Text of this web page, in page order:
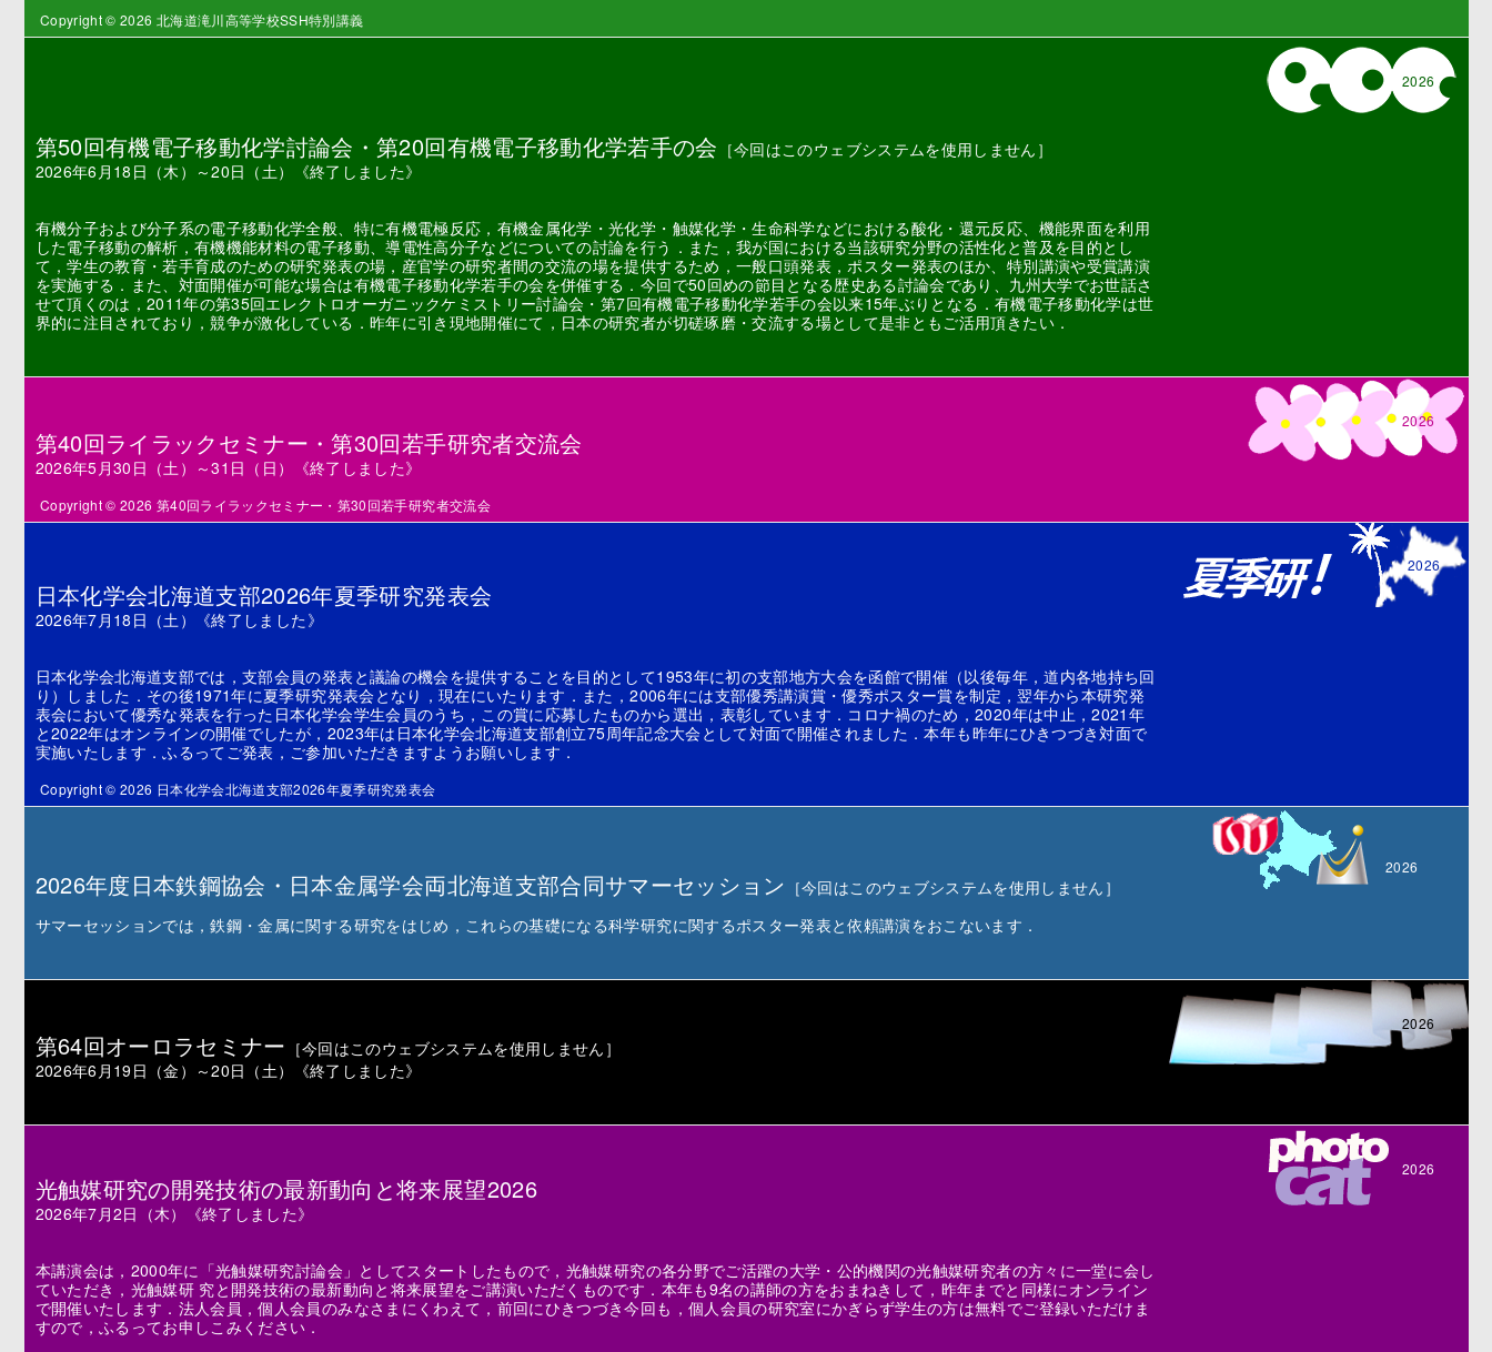
Copyright © 2026 北海道滝川高等学校SSH特別講義
第50回有機電子移動化学討論会・第20回有機電子移動化学若手の会 ［今回はこのウェブシステムを使用しません］
2026年6月18日（木）～20日（土）《終了しました》
有機分子および分子系の電子移動化学全般、特に有機電極反応，有機金属化学・光化学・触媒化学・生命科学などにおける酸化・還元反応、機能界面を利用
した電子移動の解析，有機機能材料の電子移動、導電性高分子などについての討論を行う．また，我が国における当該研究分野の活性化と普及を目的とし
て，学生の教育・若手育成のための研究発表の場，産官学の研究者間の交流の場を提供するため，一般口頭発表，ポスター発表のほか、特別講演や受賞講演
を実施する．また、対面開催が可能な場合は有機電子移動化学若手の会を併催する．今回で50回めの節目となる歴史ある討論会であり、九州大学でお世話さ
せて頂くのは，2011年の第35回エレクトロオーガニックケミストリー討論会・第7回有機電子移動化学若手の会以来15年ぶりとなる．有機電子移動化学は世
界的に注目されており，競争が激化している．昨年に引き現地開催にて，日本の研究者が切磋琢磨・交流する場として是非ともご活用頂きたい．
2026
第40回ライラックセミナー・第30回若手研究者交流会
2026年5月30日（土）～31日（日）《終了しました》
2026
Copyright © 2026 第40回ライラックセミナー・第30回若手研究者交流会
日本化学会北海道支部2026年夏季研究発表会
2026年7月18日（土）《終了しました》
日本化学会北海道支部では，支部会員の発表と議論の機会を提供することを目的として1953年に初の支部地方大会を函館で開催（以後毎年，道内各地持ち回
り）しました．その後1971年に夏季研究発表会となり，現在にいたります．また，2006年には支部優秀講演賞・優秀ポスター賞を制定，翌年から本研究発
表会において優秀な発表を行った日本化学会学生会員のうち，この賞に応募したものから選出，表彰しています．コロナ禍のため，2020年は中止，2021年
と2022年はオンラインの開催でしたが，2023年は日本化学会北海道支部創立75周年記念大会として対面で開催されました．本年も昨年にひきつづき対面で
実施いたします．ふるってご発表，ご参加いただきますようお願いします．
2026
Copyright © 2026 日本化学会北海道支部2026年夏季研究発表会
2026年度日本鉄鋼協会・日本金属学会両北海道支部合同サマーセッション ［今回はこのウェブシステムを使用しません］
サマーセッションでは，鉄鋼・金属に関する研究をはじめ，これらの基礎になる科学研究に関するポスター発表と依頼講演をおこないます．
2026
第64回オーロラセミナー ［今回はこのウェブシステムを使用しません］
2026年6月19日（金）～20日（土）《終了しました》
2026
光触媒研究の開発技術の最新動向と将来展望2026
2026年7月2日（木）《終了しました》
本講演会は，2000年に「光触媒研究討論会」としてスタートしたもので，光触媒研究の各分野でご活躍の大学・公的機関の光触媒研究者の方々に一堂に会し
ていただき，光触媒研 究と開発技術の最新動向と将来展望をご講演いただくものです．本年も9名の講師の方をおまねきして，昨年までと同様にオンライン
で開催いたします．法人会員，個人会員のみなさまにくわえて，前回にひきつづき今回も，個人会員の研究室にかぎらず学生の方は無料でご登録いただけま
すので，ふるってお申しこみください．
2026